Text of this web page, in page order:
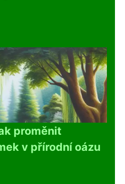
proměnit
v přírodní oázu